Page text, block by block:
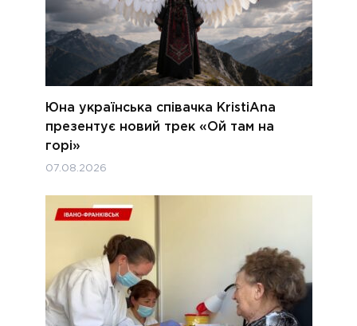
Юна українська співачка KristiAna
презентує новий трек «Ой там на
горі»
07.08.2026